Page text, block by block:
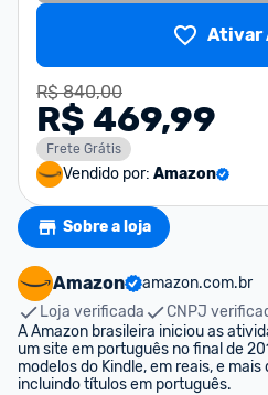
Ativar
R$ 840,00
R$ 469,99
Frete Grátis
Vendido por: Amazon
Sobre a loja
Amazon
amazon.com.br
Loja verificada
CNPJ
A Amazon brasileira iniciou as
um site em português no final de
modelos do Kindle, em reais, e
incluindo títulos em português.